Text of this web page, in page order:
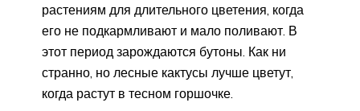
растениям для длительного цветения, когда
его не подкармливают и мало поливают. В
этот период зарождаются бутоны. Как ни
странно, но лесные кактусы лучше цветут,
когда растут в тесном горшочке.